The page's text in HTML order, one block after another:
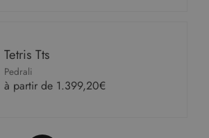
Tetris Tts
Pedrali
à partir de 1.399,20€